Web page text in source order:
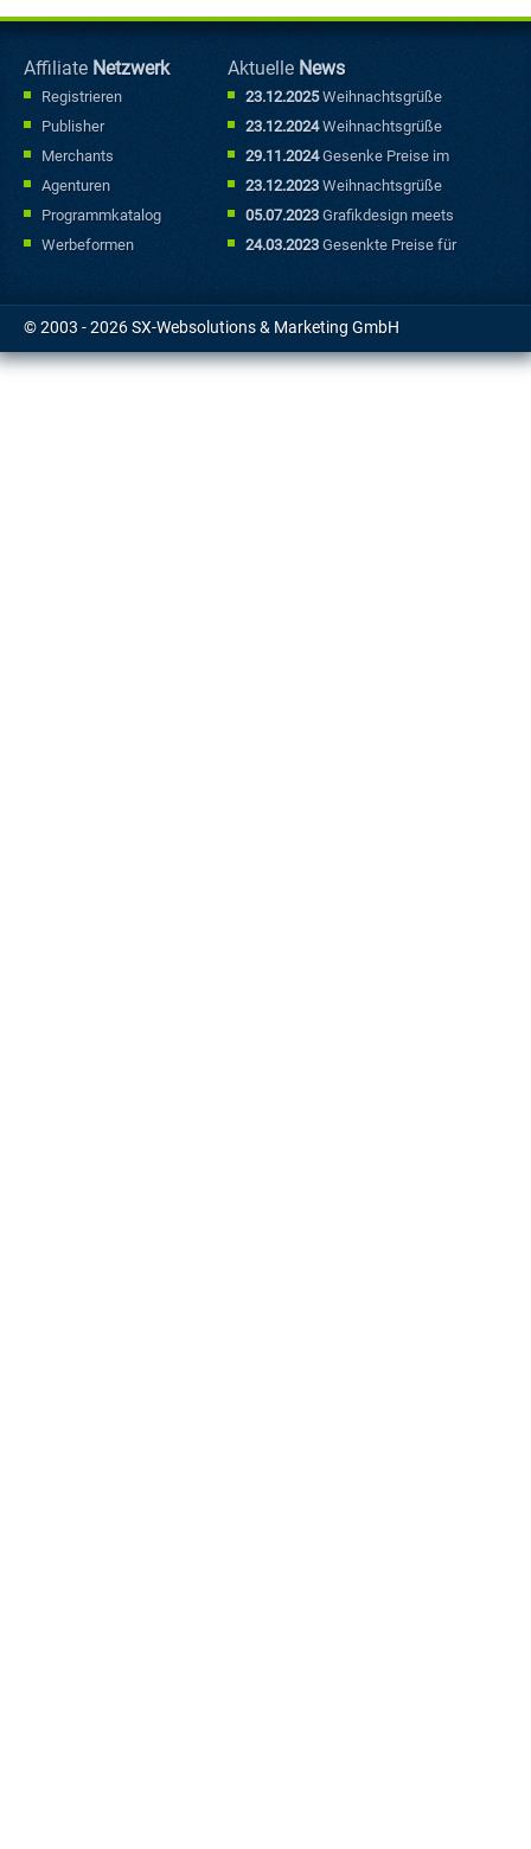
Affiliate Netzwerk
Registrieren
Publisher
Merchants
Agenturen
Programmkatalog
Werbeformen
Aktuelle News
23.12.2025Weihnachtsgrüße
23.12.2024Weihnachtsgrüße
29.11.2024Gesenke Preise im
Sonderfallbereich
23.12.2023 Weihnachtsgrüße
05.07.2023 Grafikdesign meets
Marketing: Mit kreativen
24.03.2023 Gesenkte Preise für
© 2003 - 2026 SX-Websolutions & Marketing GmbH